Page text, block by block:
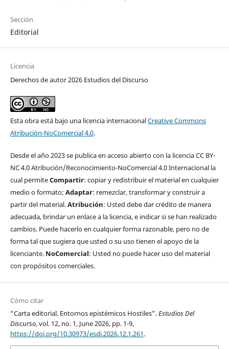
Sección
Editorial
Licencia
Derechos de autor 2026 Estudios del Discurso
Esta obra está bajo una licencia internacionalCreative Commons
Atribución-NoComercial 4.0.
Desde el año 2023 se publica en acceso abierto con la licencia CC BY-
NC 4.0 Atribución/Reconocimiento-NoComercial 4.0 Internacional la
cual permiteCompartir: copiar y redistribuir el material en cualquier
medio o formato; Adaptar: remezclar, transformar y construir a
partir del material.Atribución: Usted debe dar crédito de manera
adecuada, brindar un enlace a la licencia, e indicar si se han realizado
cambios. Puede hacerlo en cualquier forma razonable, pero no de
forma tal que sugiera que usted o su uso tienen el apoyo de la
licenciante. NoComercial: Usted no puede hacer uso del material
con propósitos comerciales.
Cómo citar
“Carta editorial. Entornos epistémicos Hostiles”.Estudios Del
Discurso, vol. 12, no. 1, June 2026, pp. 1-9,
https://doi.org/10.30973/esdi.2026.12.1.261.